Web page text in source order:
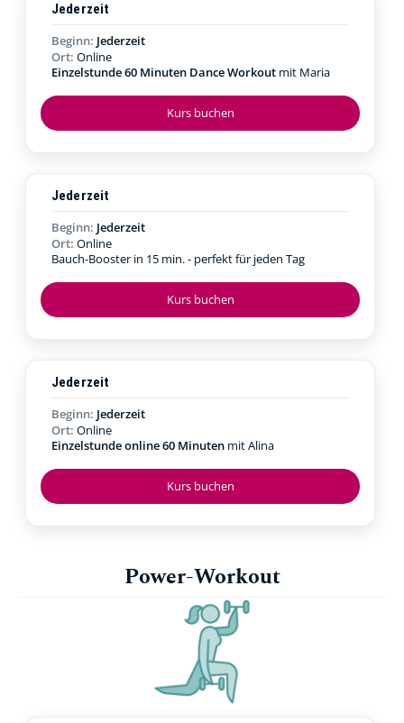
Kurs buchen
Jederzeit
Beginn: Jederzeit
Ort: Online
Einzelstunde 60 Minuten Dance Workout mit Maria
Kurs buchen
Jederzeit
Beginn: Jederzeit
Ort: Online
Bauch-Booster in 15 min. - perfekt für jeden Tag
Kurs buchen
Jederzeit
Beginn: Jederzeit
Ort: Online
Einzelstunde online 60 Minuten mit Alina
Power-Workout